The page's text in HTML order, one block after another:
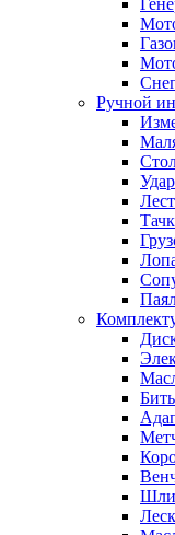
Ручной